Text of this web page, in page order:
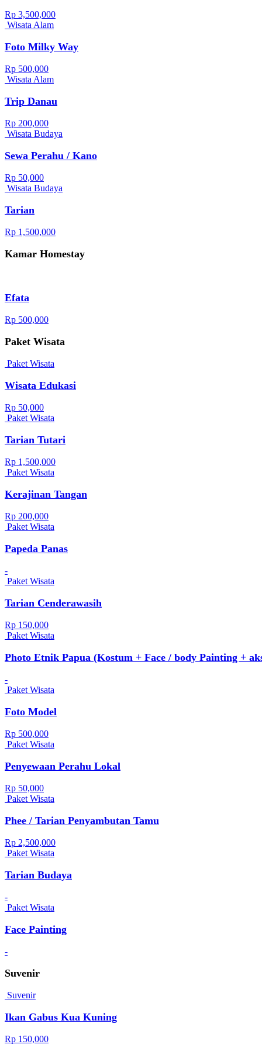
Rp 3,500,000
Wisata Alam
Foto Milky Way
Rp 500,000
Wisata Alam
Trip Danau
Rp 200,000
Wisata Budaya
Sewa Perahu / Kano
Rp 50,000
Wisata Budaya
Tarian
Rp 1,500,000
Kamar Homestay
Efata
Rp 500,000
Paket Wisata
Paket Wisata
Wisata Edukasi
Rp 50,000
Paket Wisata
Tarian Tutari
Rp 1,500,000
Paket Wisata
Kerajinan Tangan
Rp 200,000
Paket Wisata
Papeda Panas
-
Paket Wisata
Tarian Cenderawasih
Rp 150,000
Paket Wisata
Photo Etnik Papua (Kostum + Face / body Painting +
-
Paket Wisata
Foto Model
Rp 500,000
Paket Wisata
Penyewaan Perahu Lokal
Rp 50,000
Paket Wisata
Phee / Tarian Penyambutan Tamu
Rp 2,500,000
Paket Wisata
Tarian Budaya
-
Paket Wisata
Face Painting
-
Suvenir
Suvenir
Ikan Gabus Kua Kuning
Rp 150,000